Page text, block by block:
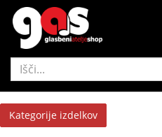
Kategorije izdelkov